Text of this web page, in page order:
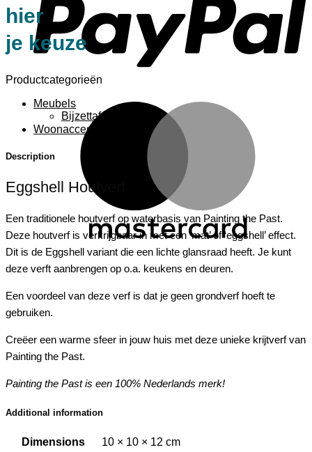
hier
je keuze
Productcategorieën
Meubels
Bijzettafels
Woonaccessoires
Description
Eggshell Houtverf
Een traditionele houtverf op waterbasis van Painting the Past.
Deze houtverf is verkrijgbaar in met een ‘mat’ of ‘eggshell’ effect.
Dit is de Eggshell variant die een lichte glansraad heeft. Je kunt
deze verft aanbrengen op o.a. keukens en deuren.
Een voordeel van deze verf is dat je geen grondverf hoeft te
gebruiken.
Creëer een warme sfeer in jouw huis met deze unieke krijtverf van
Painting the Past.
Painting the Past is een 100% Nederlands merk!
Additional information
Dimensions 10 × 10 × 12 cm